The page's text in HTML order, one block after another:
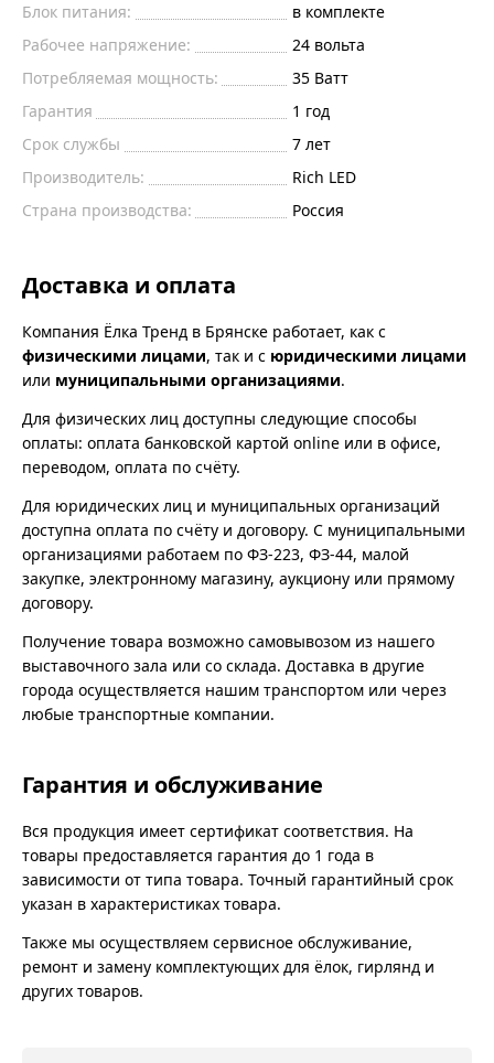
Блок питания:
в комплекте
Рабочее напряжение:
24 вольта
Потребляемая мощность:
35 Ватт
Гарантия
1 год
Срок службы
7 лет
Производитель:
Rich LED
Страна производства:
Россия
Доставка и оплата
Компания Ёлка Тренд в Брянске работает, как с
физическими лицами, так и с юридическими лицами
или муниципальными организациями.
Для физических лиц доступны следующие способы
оплаты: оплата банковской картой online или в офисе,
переводом, оплата по счёту.
Для юридических лиц и муниципальных организаций
доступна оплата по счёту и договору. С муниципальными
организациями работаем по ФЗ-223, ФЗ-44, малой
закупке, электронному магазину, аукциону или прямому
договору.
Получение товара возможно самовывозом из нашего
выставочного зала или со склада. Доставка в другие
города осуществляется нашим транспортом или через
любые транспортные компании.
Гарантия и обслуживание
Вся продукция имеет сертификат соответствия. На
товары предоставляется гарантия до 1 года в
зависимости от типа товара. Точный гарантийный срок
указан в характеристиках товара.
Также мы осуществляем сервисное обслуживание,
ремонт и замену комплектующих для ёлок, гирлянд и
других товаров.